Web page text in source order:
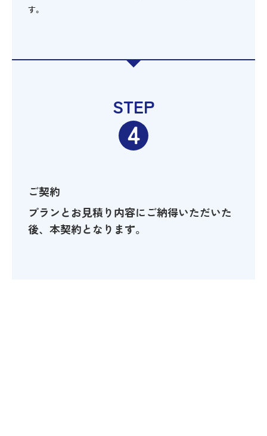
す。
STEP
ご契約
プランとお見積り内容にご納得いただいた
後、本契約となります。